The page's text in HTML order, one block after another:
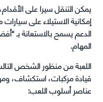
يمكن التنقل سيرا على
إمكانية الاستيلاء على
الدعم يسمح بالاستعانة بـ
المهام.
اللعبة من منظور الشخص
قيادة مركبات، استكشاف،
عناصر أسلوب اللعب: